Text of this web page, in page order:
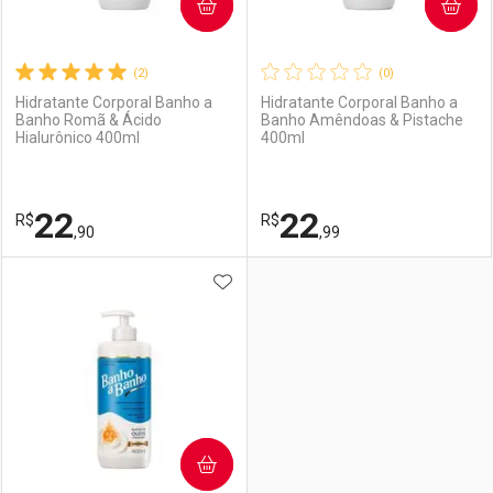
(2)
Hidratante Corporal Banho a
Banho Romã & Ácido
Hialurônico 400ml
R$22,90
COMPRAR
Laboratório
Por Menos
(0)
Hidratante Corporal Banho a
Banho Amêndoas & Pistache
400ml
R$22,99
COMPRAR
ADICIONAR AOS FAVORITOS
COMPRAR